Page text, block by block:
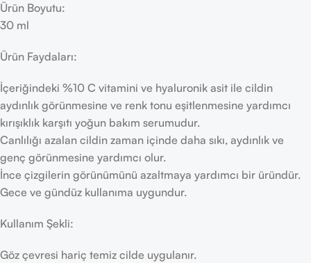
Ürün Boyutu:
30 ml
Ürün Faydaları:
İçeriğindeki %10 C vitamini ve hyaluronik asit ile cildin
aydınlık görünmesine ve renk tonu eşitlenmesine yardımcı
kırışıklık karşıtı yoğun bakım serumudur.
Canlılığı azalan cildin zaman içinde daha sıkı, aydınlık ve
genç görünmesine yardımcı olur.
İnce çizgilerin görünümünü azaltmaya yardımcı bir üründür.
Gece ve gündüz kullanıma uygundur.
Kullanım Şekli:
Göz çevresi hariç temiz cilde uygulanır.